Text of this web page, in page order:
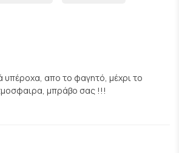
υπέροχα, απο το φαγητό, μέχρι το
μπράβο σας !!!